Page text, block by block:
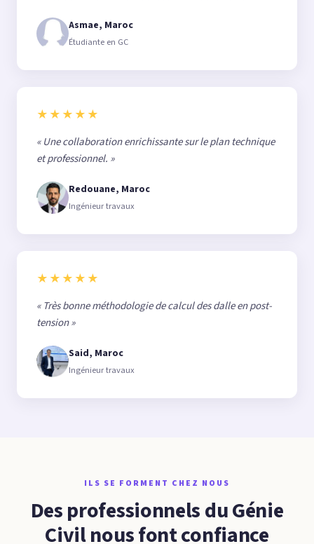
Asmae, Maroc
Étudiante en GC
★★★★★
« Une collaboration enrichissante sur le plan technique
et professionnel. »
Redouane, Maroc
Ingénieur travaux
★★★★★
« Très bonne méthodologie de calcul des dalle en post-
tension »
Said, Maroc
Ingénieur travaux
ILS SE FORMENT CHEZ NOUS
Des professionnels du Génie
Civil nous font confiance